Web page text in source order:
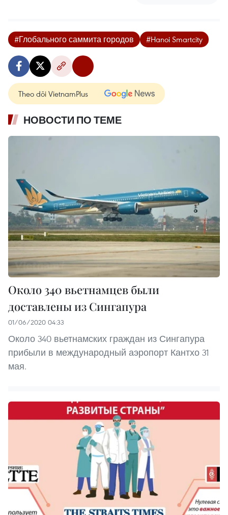
#Глобального саммита городов #Hanoi Smartcity
Theo dõi VietnamPlus
НОВОСТИ ПО ТЕМЕ
Около 340 вьетнамцев были
доставлены из Сингапура
01/06/2020 04:33
Около 340 вьетнамских граждан из Сингапура
прибыли в международный аэропорт Кантхо 31
мая.